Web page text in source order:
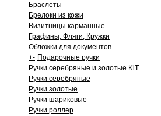
Браслеты
Брелоки из кожи
Визитницы карманные
Графины, Фляги, Кружки
Обложки для документов
+- Подарочные ручки
Ручки серебряные и золотые KiT
Ручки серебряные
Ручки золотые
Ручки шариковые
Ручки роллер